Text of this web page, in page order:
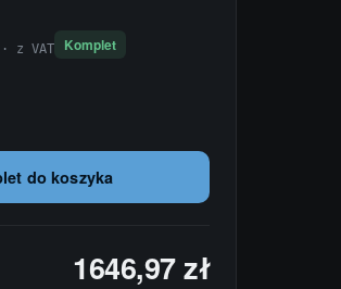
z VAT Komplet
do koszyka
1646,97 zł